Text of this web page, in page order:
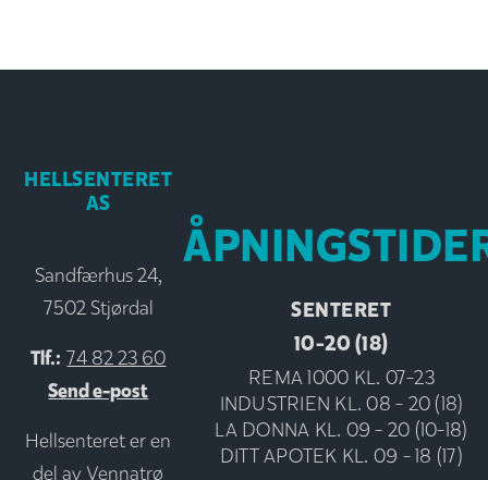
HELLSENTERET
AS
Sandfærhus 24,
7502 Stjørdal
Tlf.: 74 82 23 60
Send e-post
Hellsenteret er en
del av Vennatrø
SENTERET
10-20 (18)
REMA 1000 KL. 07-23
INDUSTRIEN KL. 08 - 20 (18)
LA DONNA KL. 09 - 20 (10-18)
DITT APOTEK KL. 09 - 18 (17)